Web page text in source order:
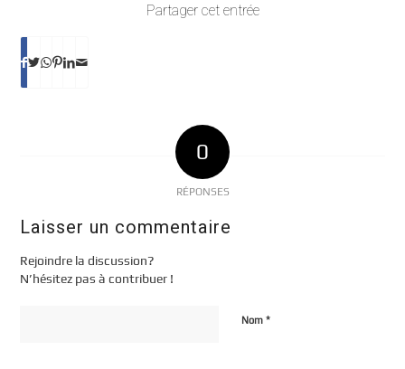
Partager cet entrée
0
RÉPONSES
Laisser un commentaire
Rejoindre la discussion?
N’hésitez pas à contribuer !
Nom*